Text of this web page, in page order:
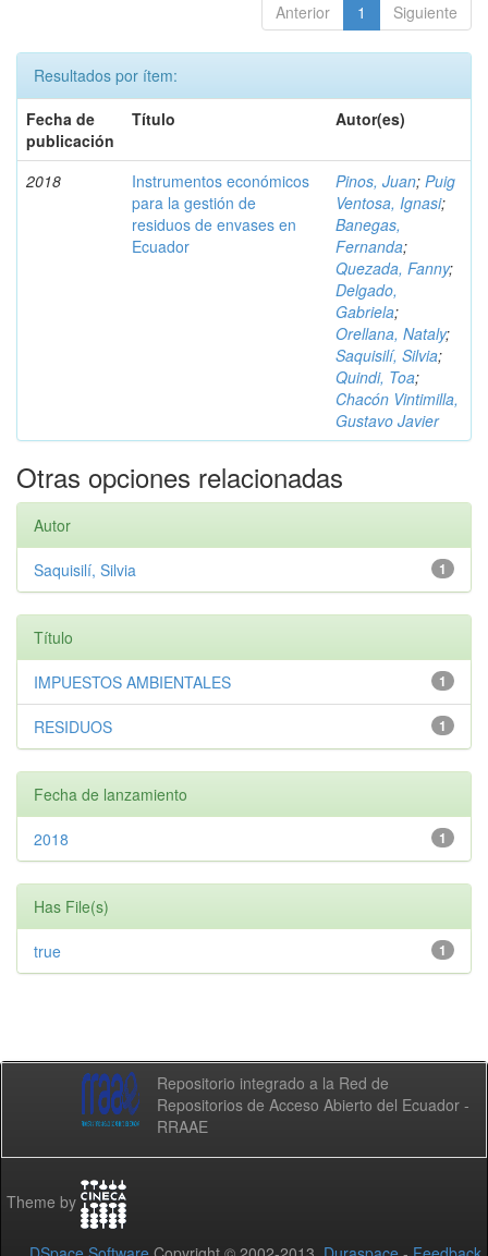
Anterior 1 Siguiente
Resultados por ítem:
Fecha de
publicación
Título Autor(es)
2018
Instrumentos económicos
para la gestión de
residuos de envases en
Ecuador
Pinos, Juan; Puig
Ventosa, Ignasi;
Banegas,
Fernanda;
Quezada, Fanny;
Delgado,
Gabriela;
Orellana, Nataly;
Saquisilí, Silvia;
Quindi, Toa;
Chacón Vintimilla,
Gustavo Javier
Otras opciones relacionadas
Autor
1
Saquisilí, Silvia
Título
1
IMPUESTOS AMBIENTALES
1
RESIDUOS
Fecha de lanzamiento
1
2018
Has File(s)
1
true
Repositorio integrado a la Red de
Repositorios de Acceso Abierto del Ecuador -
RRAAE
Theme by